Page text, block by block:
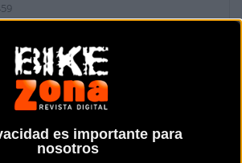
es importante para
nosotros
tienda
tienda